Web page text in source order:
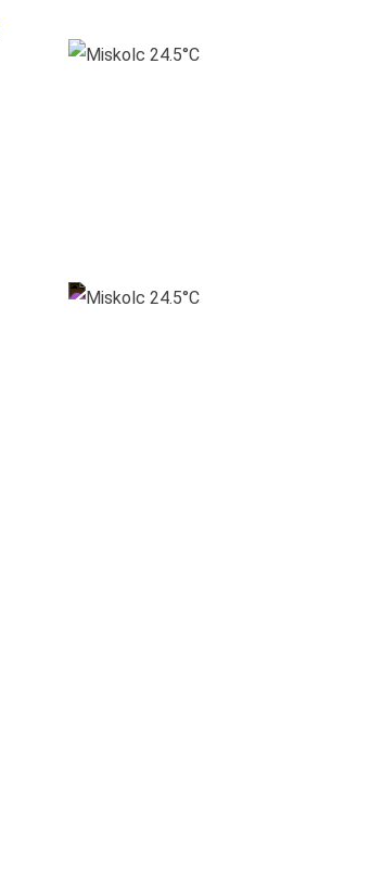
Miskolc 24.5°C
Miskolc 24.5°C